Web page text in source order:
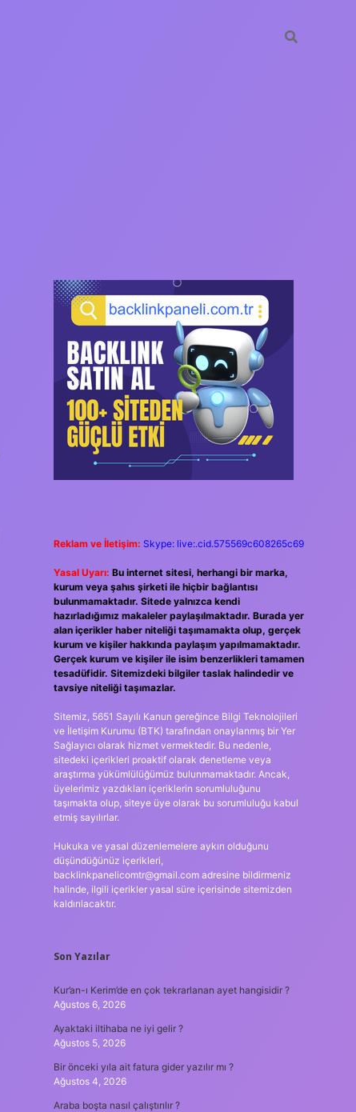
SIDEBAR
Reklam ve İletişim: Skype: live:.cid.575569c608265c69
Yasal Uyarı: Bu internet sitesi, herhangi bir marka,
kurum veya şahıs şirketi ile hiçbir bağlantısı
bulunmamaktadır. Sitede yalnızca kendi
hazırladığımız makaleler paylaşılmaktadır. Burada yer
alan içerikler haber niteliği taşımamakta olup, gerçek
kurum ve kişiler hakkında paylaşım yapılmamaktadır.
Gerçek kurum ve kişiler ile isim benzerlikleri tamamen
tesadüfidir. Sitemizdeki bilgiler taslak halindedir ve
tavsiye niteliği taşımazlar.
Sitemiz, 5651 Sayılı Kanun gereğince Bilgi Teknolojileri
ve İletişim Kurumu (BTK) tarafından onaylanmış bir Yer
Sağlayıcı olarak hizmet vermektedir. Bu nedenle,
sitedeki içerikleri proaktif olarak denetleme veya
araştırma yükümlülüğümüz bulunmamaktadır. Ancak,
üyelerimiz yazdıkları içeriklerin sorumluluğunu
taşımakta olup, siteye üye olarak bu sorumluluğu kabul
etmiş sayılırlar.
Hukuka ve yasal düzenlemelere aykırı olduğunu
düşündüğünüz içerikleri,
backlinkpanelicomtr@gmail.comadresine bildirmeniz
halinde, ilgili içerikler yasal süre içerisinde sitemizden
kaldırılacaktır.
Son Yazılar
Kur’an-ı Kerim’de en çok tekrarlanan ayet hangisidir ?
Ağustos 6, 2026
Ayaktaki iltihaba ne iyi gelir ?
Ağustos 5, 2026
Bir önceki yıla ait fatura gider yazılır mı ?
Ağustos 4, 2026
Araba boşta nasıl çalıştırılır ?